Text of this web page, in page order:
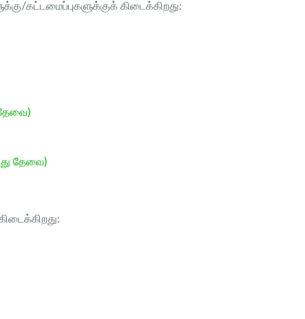
கட்டமைப்புகளுக்குக் கிடைக்கிறது:
தேவை)
தேவை)